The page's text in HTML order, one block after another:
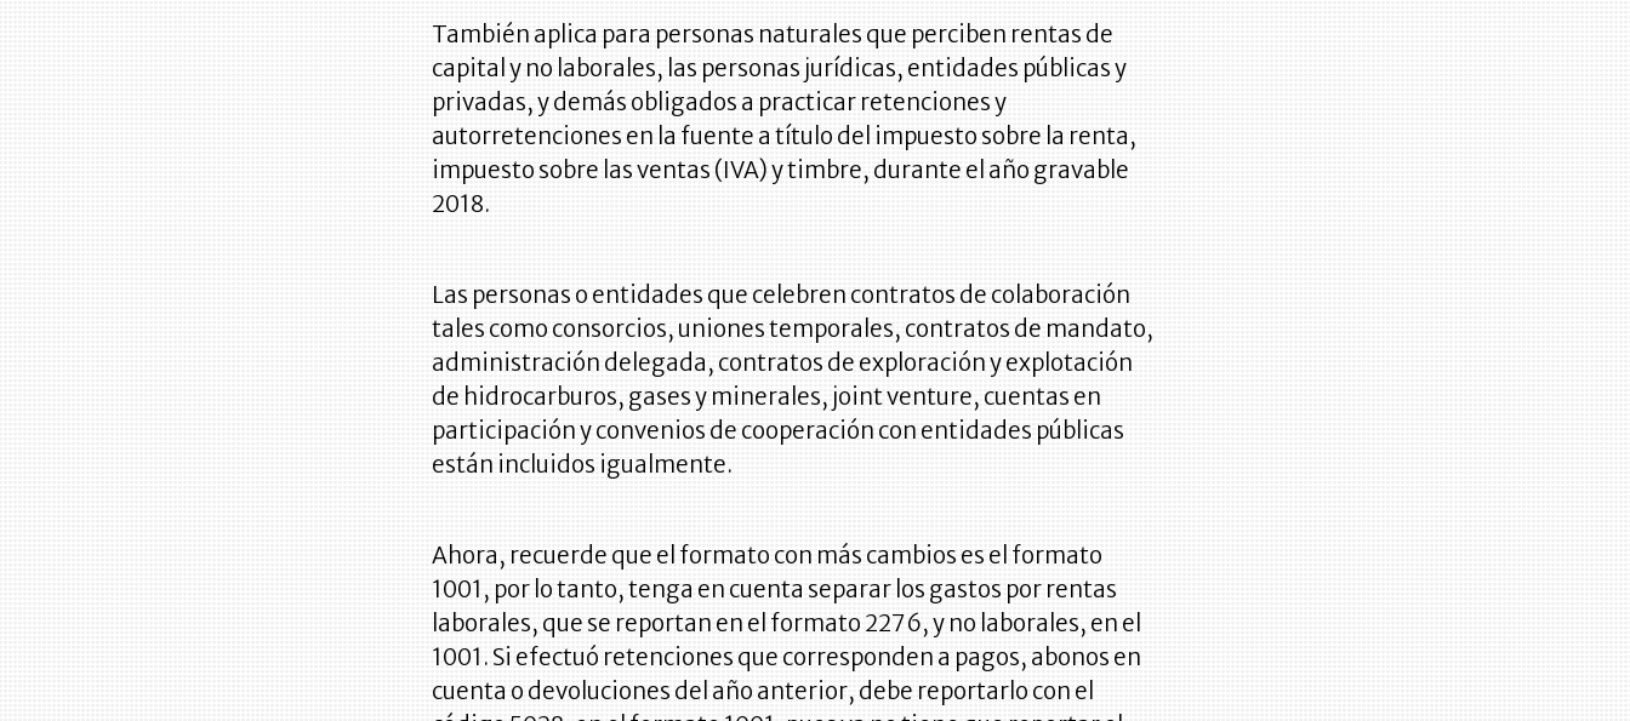
También aplica para personas naturales que perciben rentas de
capital y no laborales, las personas jurídicas, entidades públicas y
privadas, y demás obligados a practicar retenciones y
autorretenciones en la fuente a título del impuesto sobre la renta,
impuesto sobre las ventas (IVA) y timbre, durante el año gravable
2018.
Las personas o entidades que celebren contratos de colaboración
tales como consorcios, uniones temporales, contratos de mandato,
administración delegada, contratos de exploración y explotación
de hidrocarburos, gases y minerales, joint venture, cuentas en
participación y convenios de cooperación con entidades públicas
están incluidos igualmente.
Ahora, recuerde que el formato con más cambios es el formato
1001, por lo tanto, tenga en cuenta separar los gastos por rentas
laborales, que se reportan en el formato 2276, y no laborales, en el
1001. Si efectuó retenciones que corresponden a pagos, abonos en
cuenta o devoluciones del año anterior, debe reportarlo con el